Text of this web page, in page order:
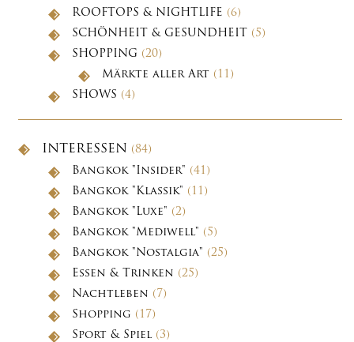
ROOFTOPS & NIGHTLIFE (6)
SCHÖNHEIT & GESUNDHEIT (5)
SHOPPING (20)
Märkte aller Art (11)
SHOWS (4)
INTERESSEN (84)
Bangkok "Insider" (41)
Bangkok "Klassik" (11)
Bangkok "Luxe" (2)
Bangkok "Mediwell" (5)
Bangkok "Nostalgia" (25)
Essen & Trinken (25)
Nachtleben (7)
Shopping (17)
Sport & Spiel (3)